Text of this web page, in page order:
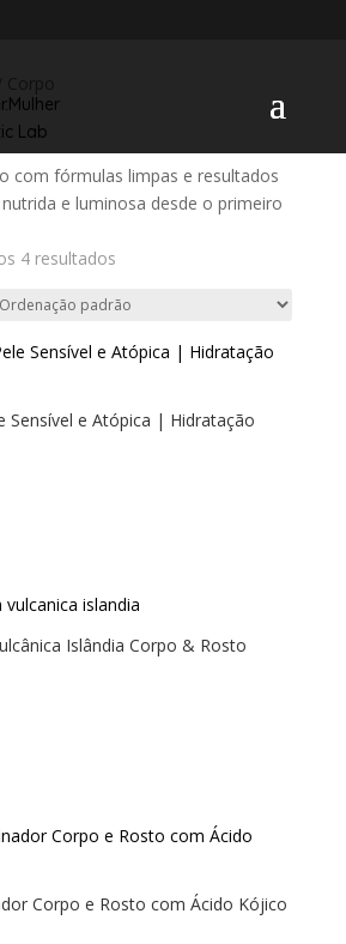
com fórmulas limpas e resultados
e luminosa desde o primeiro
4 resultados
Sensível e Atópica | Hidratação
Islândia Corpo & Rosto
Corpo e Rosto com Ácido Kójico